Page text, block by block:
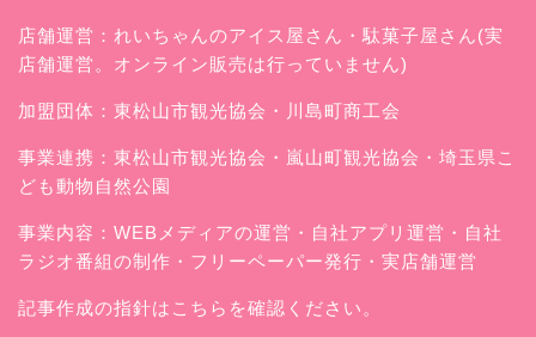
店舗運営： れいちゃんのアイス屋さん ・駄菓子屋さん(実
店舗運営。オンライン販売は行っていません)
加盟団体：東松山市観光協会・川島町商工会
事業連携：東松山市観光協会・嵐山町観光協会・埼玉県こ
ども動物自然公園
事業内容：WEBメディアの運営・自社アプリ運営・自社
ラジオ番組の制作・フリーペーパー発行・実店舗運営
記事作成の指針はこちらを確認ください。